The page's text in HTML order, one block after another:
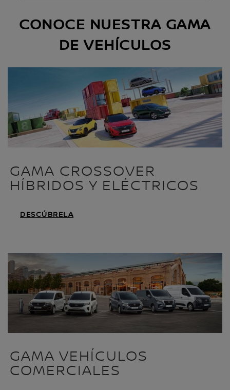
CONOCE NUESTRA GAMA
DE VEHÍCULOS
GAMA CROSSOVER
HÍBRIDOS Y ELÉCTRICOS
DESCÚBRELA
GAMA VEHÍCULOS
COMERCIALES